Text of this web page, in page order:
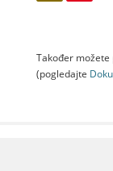
Također
(pogledajte